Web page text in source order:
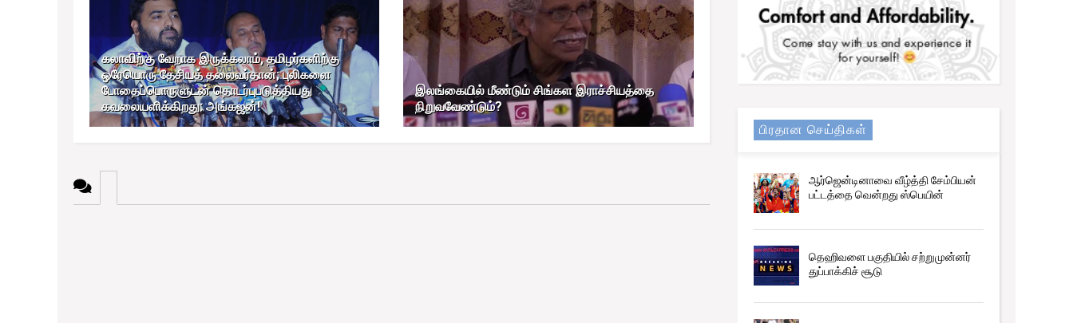
கலாவிற்கு வேறாக இருக்கலாம், தமிழர்களிற்கு
ஒரேயொரு தேசியத் தலைவர்தான்; புலிகளை
போதைப்பொருளுடன் தொடர்புபடுத்தியது
கவலையளிக்கிறது: அங்கஜன்!
இலங்கையில் மீண்டும் சிங்கள இராச்சியத்தை
நிறுவவேண்டும்?
பிரதான செய்திகள்
ஆர்ஜென்டினாவை வீழ்த்தி சேம்பியன்
பட்டத்தை வென்றது ஸ்பெயின்
தெஹிவளை பகுதியில் சற்றுமுன்னர்
துப்பாக்கிச் சூடு